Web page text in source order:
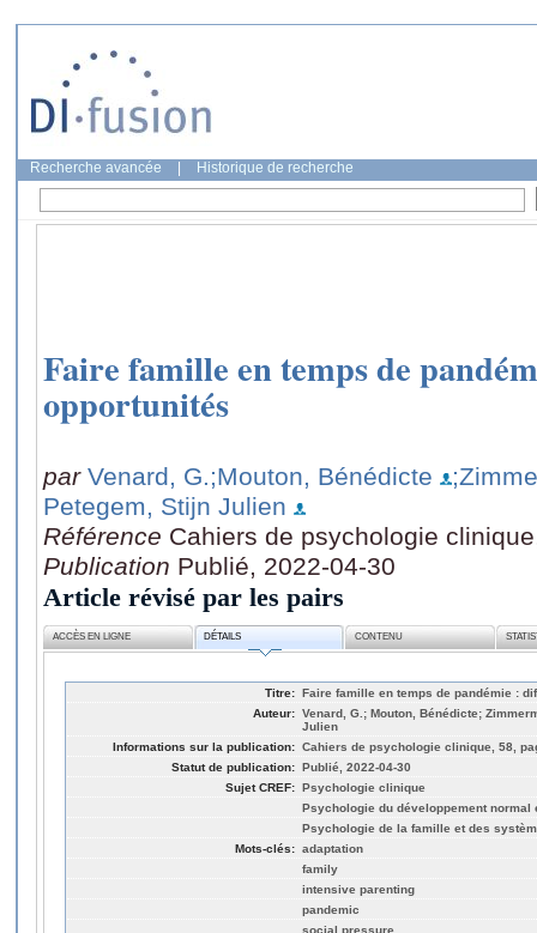
Recherche avancée Historique de recherche
Faire famille en temps de
opportunités
par Venard, G.;Mouton, Bénédicte
Petegem, Stijn Julien
Référence Cahiers de psychologie
Publication Publié, 2022-04-30
Article révisé par les pairs
ACCÈS EN LIGNE DÉTAILS CONTENU
Titre: Faire famille en temps de pandémie :
Auteur: Venard, G.; Mouton, Bénédicte;
Julien
Informations sur la publication: Cahiers de psychologie clinique, 58,
Statut de publication: Publié, 2022-04-30
Sujet CREF: Psychologie clinique
Psychologie du développement normal
Psychologie de la famille et des
Mots-clés: adaptation
family
intensive parenting
pandemic
social pressure